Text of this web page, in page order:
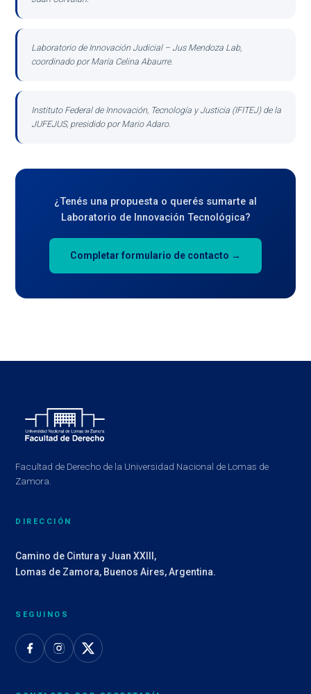
Laboratorio de Innovación Judicial – Jus Mendoza Lab,
coordinado por María Celina Abaurre.
Instituto Federal de Innovación, Tecnología y Justicia (IFITEJ) de la
JUFEJUS, presidido por Mario Adaro.
¿Tenés una propuesta o querés sumarte al
Laboratorio de Innovación Tecnológica?
Completar formulario de contacto →
Facultad de Derecho de la Universidad Nacional de Lomas de
Zamora.
DIRECCIÓN
Camino de Cintura y Juan XXIII,
Lomas de Zamora, Buenos Aires, Argentina.
SEGUINOS